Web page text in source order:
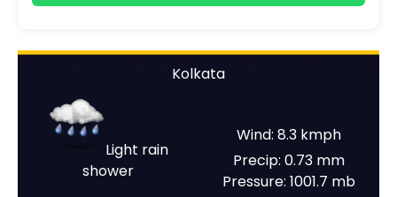
Kolkata
Light rain
shower
Wind: 8.3 kmph
Precip: 0.73 mm
Pressure: 1001.7 mb